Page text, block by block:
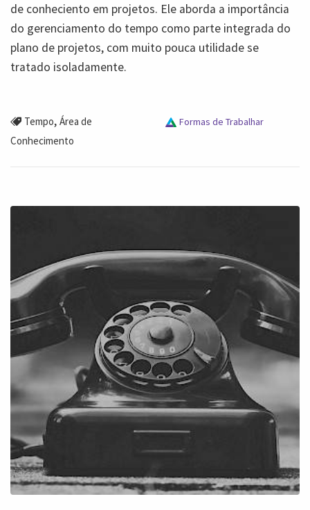
de conheciento em projetos. Ele aborda a importância
do gerenciamento do tempo como parte integrada do
plano de projetos, com muito pouca utilidade se
tratado isoladamente.
Tempo, Área de
Conhecimento
Formas de Trabalhar